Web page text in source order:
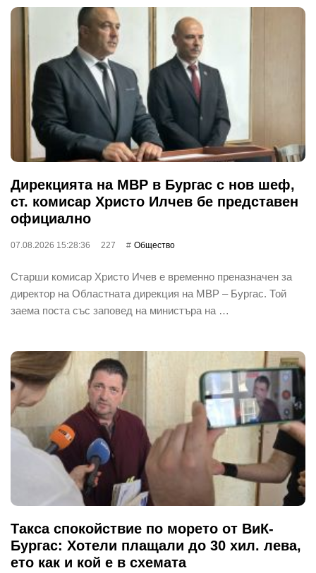
Дирекцията на МВР в Бургас с нов шеф,
ст. комисар Христо Илчев бе представен
официално
07.08.2026 15:28:36 227 Общество
Старши комисар Христо Ичев е временно преназначен за
директор на Областната дирекция на МВР – Бургас. Той
заема поста със заповед на министъра на …
Такса спокойствие по морето от ВиК-
Бургас: Хотели плащали до 30 хил. лева,
ето как и кой е в схемата